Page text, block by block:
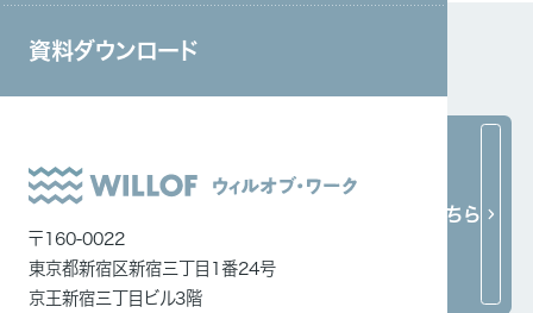
外国人雇用
メディア一覧
資料ダウンロード
〒160-0022
東京都新宿区新宿三丁目1番24号
京王新宿三丁目ビル3階
関連ニュース ニュース一覧はこちら